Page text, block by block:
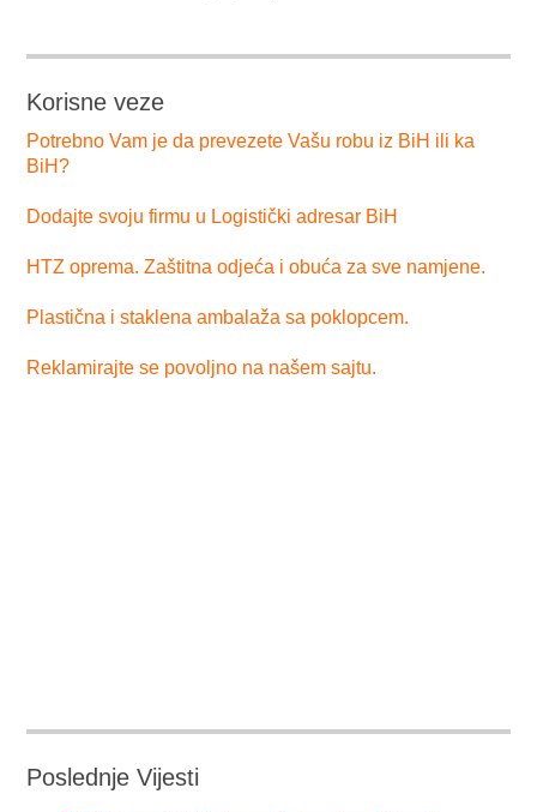
Korisne veze
Potrebno Vam je da prevezete Vašu robu iz BiH ili ka
BiH?
Dodajte svoju firmu u Logistički adresar BiH
HTZ oprema. Zaštitna odjeća i obuća za sve namjene.
Plastična i staklena ambalaža sa poklopcem.
Reklamirajte se povoljno na našem sajtu.
Poslednje Vijesti